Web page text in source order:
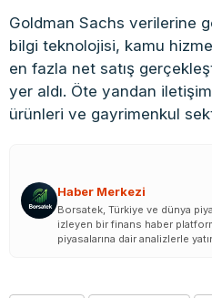
Goldman Sachs verilerine
bilgi teknolojisi, kamu
en fazla net satış
yer aldı. Öte yandan
ürünleri ve gayrimenkul
Haber Merkezi
Borsatek, Türkiye ve dünya
izleyen bir finans haber
piyasalarına dair analizlerle